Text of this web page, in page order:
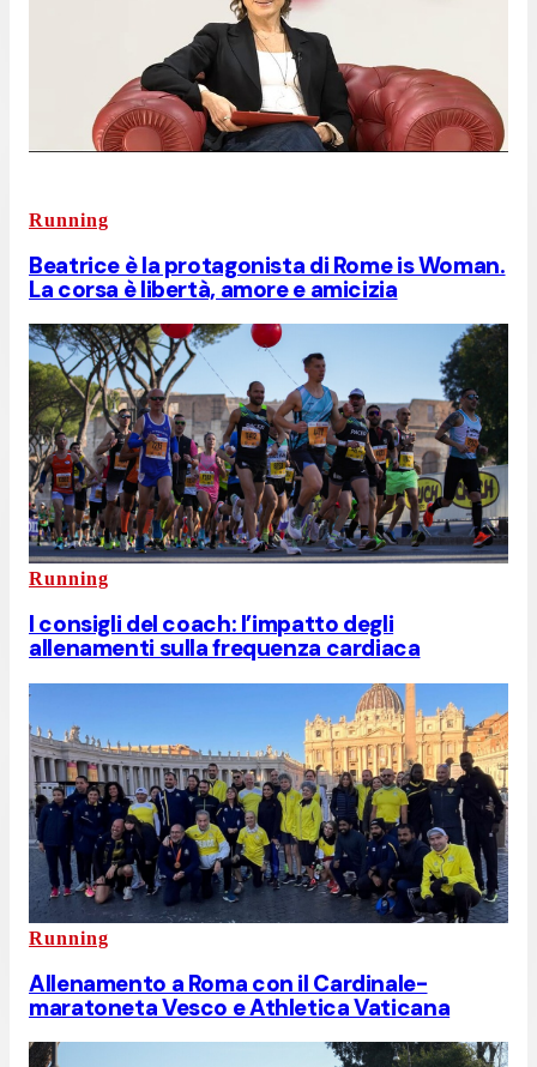
Running
Beatrice è la protagonista di Rome is Woman.
La corsa è libertà, amore e amicizia
Running
I consigli del coach: l’impatto degli
allenamenti sulla frequenza cardiaca
Running
Allenamento a Roma con il Cardinale-
maratoneta Vesco e Athletica Vaticana